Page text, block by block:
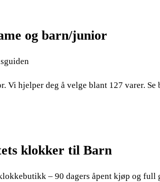
og barn/junior
Vi hjelper deg å velge blant 127 varer. Se
klokker til Barn
– 90 dagers åpent kjøp og